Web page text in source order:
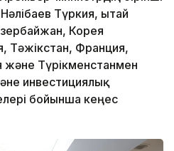
Түркия, Қытай
Корея
Тәжікстан, Франция,
және Түрікменстанмен
инвестициялық
бойынша кеңес